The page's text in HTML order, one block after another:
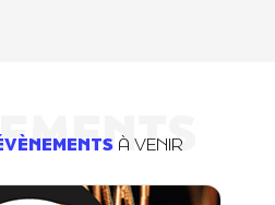
À VENIR